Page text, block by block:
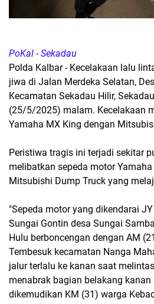
PoKal - Sekadau
Polda Kalbar - Kecelakaan lalu
jiwa di Jalan Merdeka Selatan,
Kecamatan Sekadau Hilir,
(25/5/2025) malam. Kecelakaan
Yamaha MX King dengan
Peristiwa tragis ini terjadi sekitar
melibatkan sepeda motor
Mitsubishi Dump Truck yang
"Sepeda motor yang dikendarai
Sungai Gontin desa Sungai
Hulu berboncengan dengan AM
Tembesuk kecamatan Nanga
jalur terlalu ke kanan saat
menabrak bagian belakang
dikemudikan KM (31) warga